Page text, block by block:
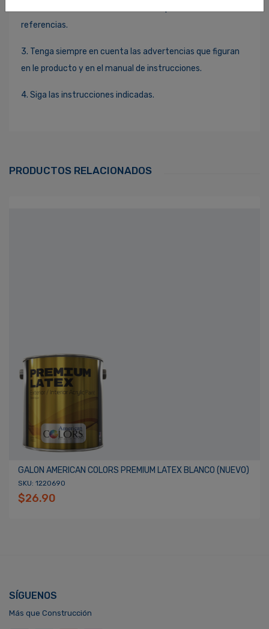
referencias.
3. Tenga siempre en cuenta las advertencias que figuran
en le producto y en el manual de instrucciones.
4. Siga las instrucciones indicadas.
PRODUCTOS RELACIONADOS
GALON AMERICAN COLORS PREMIUM LATEX BLANCO (NUEVO)
SKU: 1220690
$26.90
SÍGUENOS
Más que Construcción